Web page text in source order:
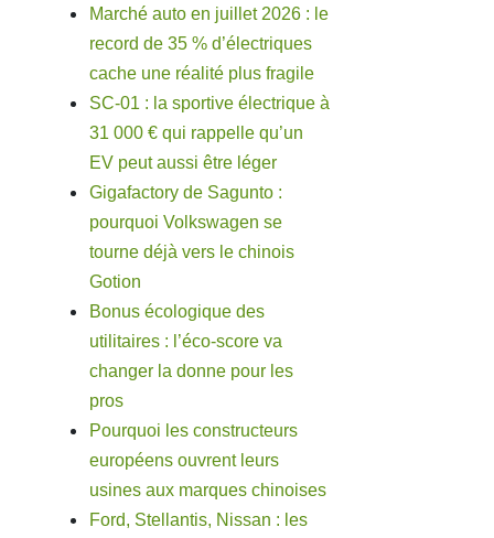
Marché auto en juillet 2026 : le
record de 35 % d’électriques
cache une réalité plus fragile
SC-01 : la sportive électrique à
31 000 € qui rappelle qu’un
EV peut aussi être léger
Gigafactory de Sagunto :
pourquoi Volkswagen se
tourne déjà vers le chinois
Gotion
Bonus écologique des
utilitaires : l’éco-score va
changer la donne pour les
pros
Pourquoi les constructeurs
européens ouvrent leurs
usines aux marques chinoises
Ford, Stellantis, Nissan : les